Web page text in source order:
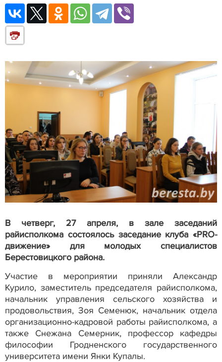
В четверг, 27 апреля, в зале заседаний
райисполкома состоялось заседание клуба «PRO-
движение» для молодых специалистов
Берестовицкого района.
Участие в мероприятии приняли Александр
Курило, заместитель председателя райисполкома,
начальник управления сельского хозяйства и
продовольствия, Зоя Семенюк, начальник отдела
организационно-кадровой работы райисполкома, а
также Снежана Семерник, профессор кафедры
философии Гродненского государственного
университета имени Янки Купалы.